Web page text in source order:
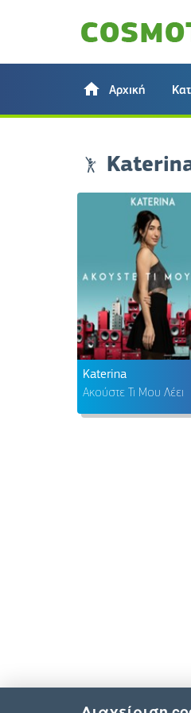
Αρχική
Katerina
Ακούστε Τι Μου Λέει